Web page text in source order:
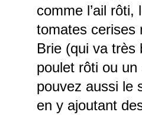
comme l’ail rôti,
tomates cerises
Brie (qui va très
poulet rôti ou
pouvez aussi le
en y ajoutant